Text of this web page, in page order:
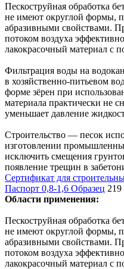
Пескоструйная обработка
не имеют округлой формы,
абразивными свойствами.
потоком воздуха
лакокрасочный материал с
Фильтрация воды на
в хозяйственно-питьевом
форме зёрен при
материала практически не
уменьшает давление
Строительство — песок
изготовлении
исключить смещения
появление трещин в
Сертификат для
Паспорт 0,8-1,6 Образец 219
Области применения:
Пескоструйная обработка
не имеют округлой формы,
абразивными свойствами.
потоком воздуха
лакокрасочный материал с